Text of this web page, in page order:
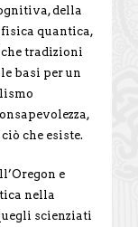
della
quantica,
tradizioni
basi per un
che esiste.
e
nella
scienziati